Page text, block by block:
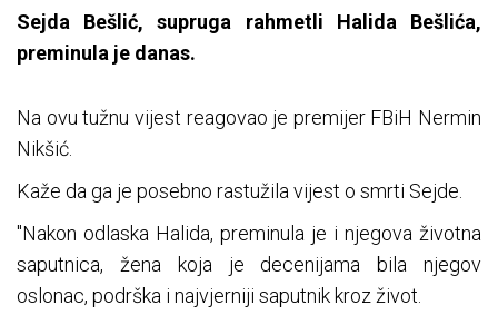
Sejda Bešlić, supruga rahmetli Halida Bešlića,
preminula je danas.
Na ovu tužnu vijest reagovao je premijer FBiH Nermin
Nikšić.
Kaže da ga je posebno rastužila vijest o smrti Sejde.
"Nakon odlaska Halida, preminula je i njegova životna
saputnica, žena koja je decenijama bila njegov
oslonac, podrška i najvjerniji saputnik kroz život.